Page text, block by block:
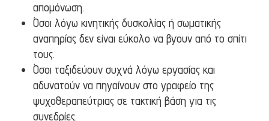
απομόνωση.
Όσοι λόγω κινητικής δυσκολίας ή σωματικής
αναπηρίας δεν είναι εύκολο να βγουν από το σπίτι
τους.
Όσοι ταξιδεύουν συχνά λόγω εργασίας και
αδυνατούν να πηγαίνουν στο γραφείο της
ψυχοθεραπεύτριας σε τακτική βάση για τις
συνεδρίες.